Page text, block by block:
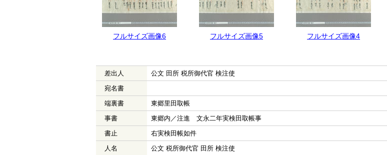
フルサイズ画像6 フルサイズ画像5 フルサイズ画像4
差出人
公文 田所 税所御代官 検注使
宛名書
端裏書
東郷里田取帳
事書
東郷内／注進 文永二年実検田取帳事
書止
右実検田帳如件
人名
公文 税所御代官 田所 検注使